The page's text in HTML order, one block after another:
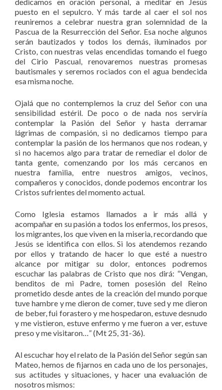
dedicamos en oración personal, a meditar en Jesús
puesto en el sepulcro. Y más tarde al caer el sol nos
reuniremos a celebrar nuestra gran solemnidad de la
Pascua de la Resurrección del Señor. Esa noche algunos
serán bautizados y todos los demás, iluminados por
Cristo, con nuestras velas encendidas tomando el fuego
del Cirio Pascual, renovaremos nuestras promesas
bautismales y seremos rociados con el agua bendecida
esa misma noche.
Ojalá que no contemplemos la cruz del Señor con una
sensibilidad estéril. De poco o de nada nos serviría
contemplar la Pasión del Señor y hasta derramar
lágrimas de compasión, si no dedicamos tiempo para
contemplar la pasión de los hermanos que nos rodean, y
si no hacemos algo para tratar de remediar el dolor de
tanta gente, comenzando por los más cercanos en
nuestra familia, entre nuestros amigos, vecinos,
compañeros y conocidos, donde podemos encontrar los
Cristos sufrientes del momento actual.
Como Iglesia estamos llamados a ir más allá y
acompañar en su pasión a todos los enfermos, los presos,
los migrantes, los que viven en la miseria, recordando que
Jesús se identifica con ellos. Si los atendemos rezando
por ellos y tratando de hacer lo que esté a nuestro
alcance por mitigar su dolor, entonces podremos
escuchar las palabras de Cristo que nos dirá: “Vengan,
benditos de mi Padre, tomen posesión del Reino
prometido desde antes de la creación del mundo porque
tuve hambre y me dieron de comer, tuve sed y me dieron
de beber, fui forastero y me hospedaron, estuve desnudo
y me vistieron, estuve enfermo y me fueron a ver, estuve
preso y me visitaron…” (Mt 25, 31-36).
Al escuchar hoy el relato de la Pasión del Señor según san
Mateo, hemos de fijarnos en cada uno de los personajes,
sus actitudes y situaciones, y hacer una evaluación de
nosotros mismos: